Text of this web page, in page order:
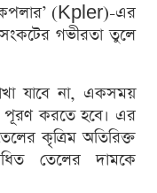
‘কেপলার’ (Kpler)-এর
গভীরতা তুলে
যাবে না, একসময়
পূরণ করতে হবে। এর
কৃত্রিম অতিরিক্ত
তেলের দামকে